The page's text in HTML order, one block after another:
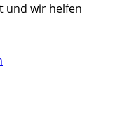
und wir helfen